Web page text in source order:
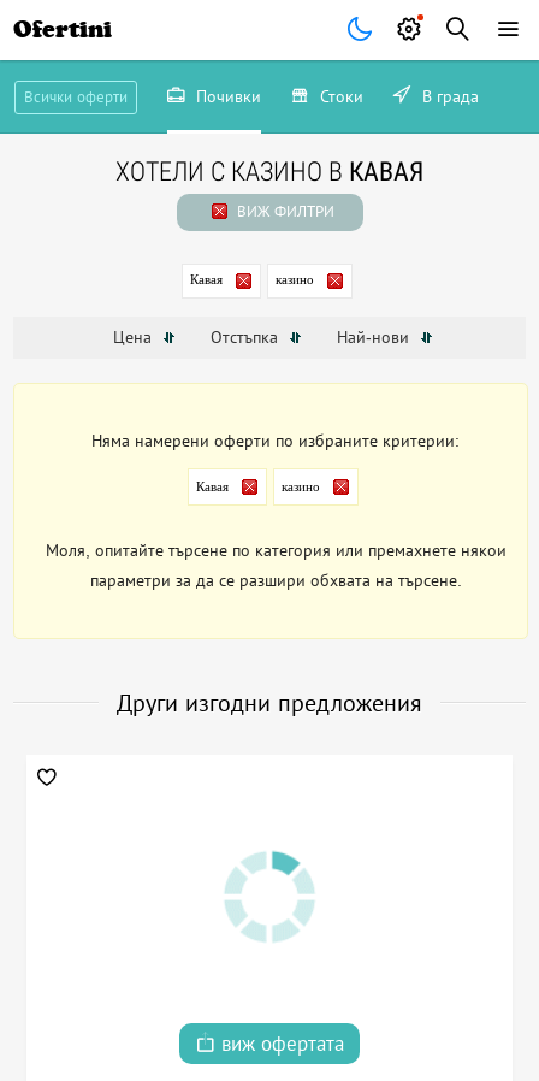
Ofertini
Всички оферти Почивки Стоки В града
ХОТЕЛИ С КАЗИНО В КАВАЯ
ВИЖ ФИЛТРИ
Кавая казино
Цена Отстъпка Най-нови
Няма намерени оферти по избраните критерии:
Кавая казино
Моля, опитайте търсене по категория или премахнете някои
параметри за да се разшири обхвата на търсене.
Други изгодни предложения
виж офертата